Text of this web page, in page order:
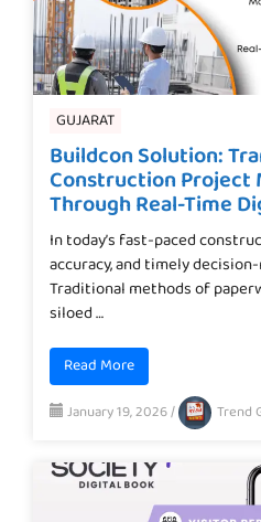
GUJARAT
Buildcon Solution:
Construction Project
Through Real-Time
In today’s fast-paced
accuracy, and timely
Traditional methods of
siloed …
Read More
January 19, 2026/ Trend